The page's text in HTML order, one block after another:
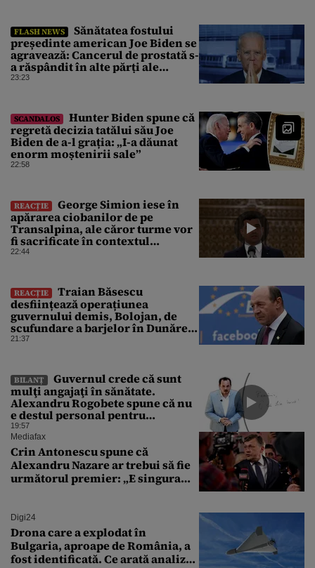
FLASH NEWS
Sănătatea fostului
președinte american Joe Biden se
agravează: Cancerul de prostată s-
a răspândit în alte părți ale
corpului
23:23
SCANDALOS
Hunter Biden spune că
regretă decizia tatălui său Joe
Biden de a-l grația: „I-a dăunat
enorm moștenirii sale”
22:58
REACȚIE
George Simion iese în
apărarea ciobanilor de pe
Transalpina, ale căror turme vor
fi sacrificate în contextul
focarului de variolă ovină
22:44
REACȚIE
Traian Băsescu
desființează operațiunea
guvernului demis, Bolojan, de
scufundare a barjelor în Dunăre:
„Este o improvizație”
21:37
BILANȚ
Guvernul crede că sunt
mulţi angajaţi în sănătate.
Alexandru Rogobete spune că nu
e destul personal pentru
combaterea infecţiilor
nosocomiale
19:57
Mediafax
Crin Antonescu spune că
Alexandru Nazare ar trebui să fie
următorul premier: „E singura
Digi24
Drona care a explodat în
Bulgaria, aproape de România, a
fost identificată. Ce arată analiza